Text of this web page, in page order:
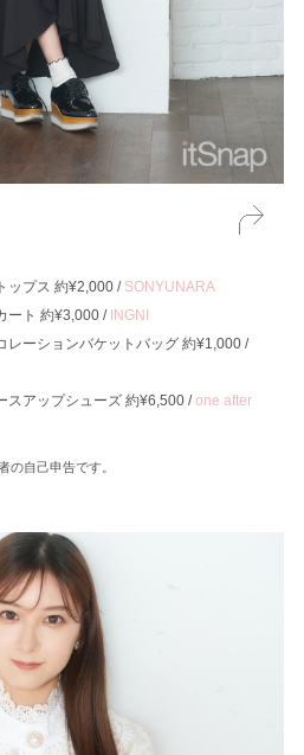
ップス 約¥2,000 / SONYUNARA
ート 約¥3,000 / INGNI
レーションバケットバッグ 約¥1,000 /
スアップシューズ 約¥6,500 /one after
の自己申告です。